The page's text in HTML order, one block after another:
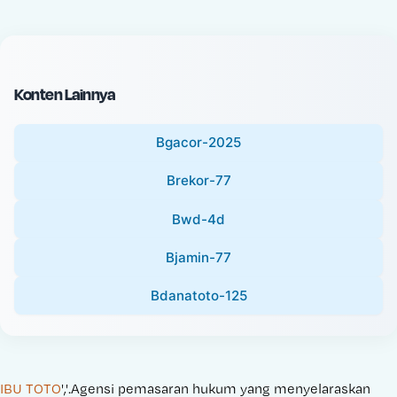
c
e
Konten Lainnya
Bgacor-2025
Brekor-77
Bwd-4d
Bjamin-77
Bdanatoto-125
IBU TOTO','.Agensi pemasaran hukum yang menyelaraskan